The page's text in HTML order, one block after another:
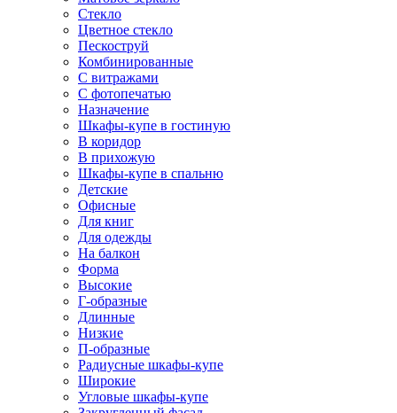
Стекло
Цветное стекло
Пескоструй
Комбинированные
С витражами
С фотопечатью
Назначение
Шкафы-купе в гостиную
В коридор
В прихожую
Шкафы-купе в спальню
Детские
Офисные
Для книг
Для одежды
На балкон
Форма
Высокие
Г-образные
Длинные
Низкие
П-образные
Радиусные шкафы-купе
Широкие
Угловые шкафы-купе